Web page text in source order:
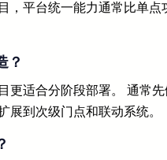
，平台统一能力通常比单点
？
更适合分阶段部署。 通常
展到次级门点和联动系统。